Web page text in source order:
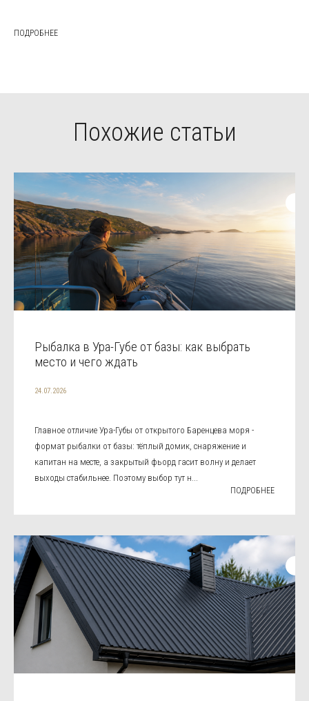
ПОДРОБНЕЕ
Похожие статьи
Рыбалка в Ура-Губе от базы: как выбрать
место и чего ждать
24.07.2026
Главное отличие Ура-Губы от открытого Баренцева моря -
формат рыбалки от базы: тёплый домик, снаряжение и
капитан на месте, а закрытый фьорд гасит волну и делает
выходы стабильнее. Поэтому выбор тут н...
ПОДРОБНЕЕ